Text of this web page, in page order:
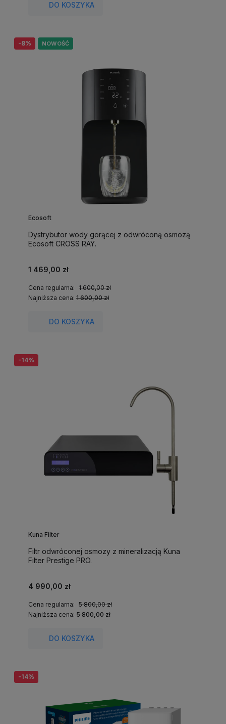
DO KOSZYKA
Ecosoft
Dystrybutor wody gorącej z odwróconą osmozą
Ecosoft CROSS RAY.
1 469,00 zł
Cena regularna: 1 600,00 zł
Najniższa cena: 1 600,00 zł
DO KOSZYKA
-8% NOWOŚĆ
Kuna Filter
Filtr odwróconej osmozy z mineralizacją Kuna
Filter Prestige PRO.
4 990,00 zł
Cena regularna: 5 800,00 zł
Najniższa cena: 5 800,00 zł
DO KOSZYKA
-14%
-14%